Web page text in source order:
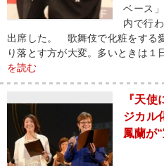
ベース
内で行
出席した。 歌舞伎で化粧をする
り落とす方が大変。多いときは１
を読む
『天
ジカル
鳳蘭が